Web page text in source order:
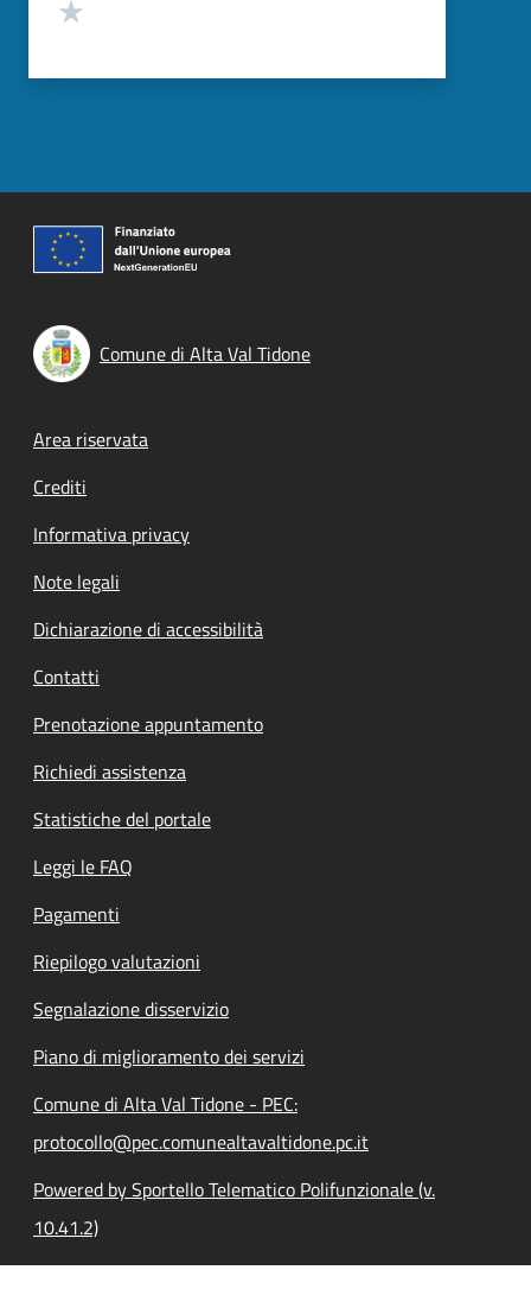
Comune di Alta Val Tidone
Footer menu
Area riservata
Crediti
Informativa privacy
Note legali
Dichiarazione di accessibilità
Contatti
Prenotazione appuntamento
Richiedi assistenza
Statistiche del portale
Leggi le FAQ
Pagamenti
Riepilogo valutazioni
Segnalazione disservizio
Piano di miglioramento dei servizi
Comune di Alta Val Tidone - PEC:
protocollo@pec.comunealtavaltidone.pc.it
Powered by Sportello Telematico Polifunzionale (v.
10.41.2)